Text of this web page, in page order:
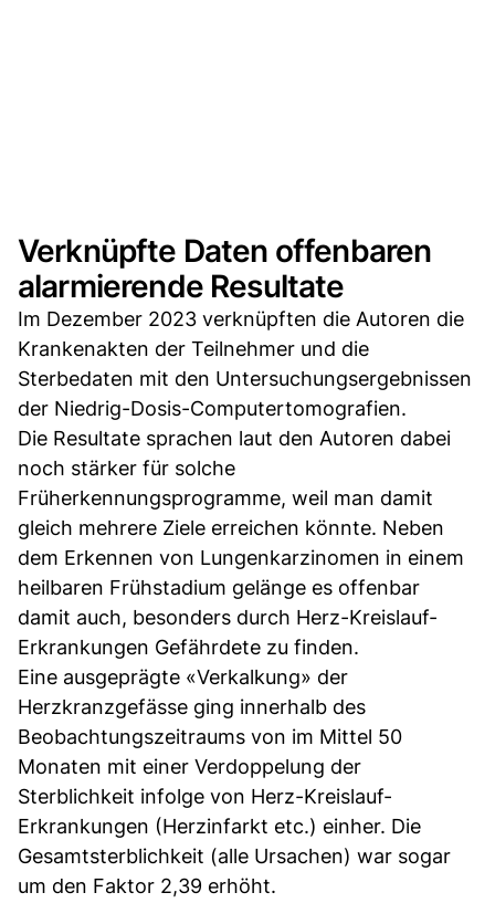
Verknüpfte Daten offenbaren
alarmierende Resultate
Im Dezember 2023 verknüpften die Autoren die
Krankenakten der Teilnehmer und die
Sterbedaten mit den Untersuchungsergebnissen
der Niedrig-Dosis-Computertomografien.
Die Resultate sprachen laut den Autoren dabei
noch stärker für solche
Früherkennungsprogramme, weil man damit
gleich mehrere Ziele erreichen könnte. Neben
dem Erkennen von Lungenkarzinomen in einem
heilbaren Frühstadium gelänge es offenbar
damit auch, besonders durch Herz-Kreislauf-
Erkrankungen Gefährdete zu finden.
Eine ausgeprägte «Verkalkung» der
Herzkranzgefässe ging innerhalb des
Beobachtungszeitraums von im Mittel 50
Monaten mit einer Verdoppelung der
Sterblichkeit infolge von Herz-Kreislauf-
Erkrankungen (Herzinfarkt etc.) einher. Die
Gesamtsterblichkeit (alle Ursachen) war sogar
um den Faktor 2,39 erhöht.